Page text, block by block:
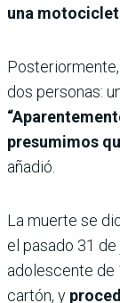
una
dos personas:
presumimos
añadió.
La muerte se
el pasado 31 de
adolescente de
cartón, y